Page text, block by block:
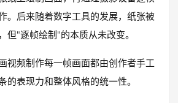
。后来随着数字工具的发展，纸张被
但"逐帧绘制"的本质从未改变。
视频制作每一帧画面都由创作者手工
的表现力和整体风格的统一性。